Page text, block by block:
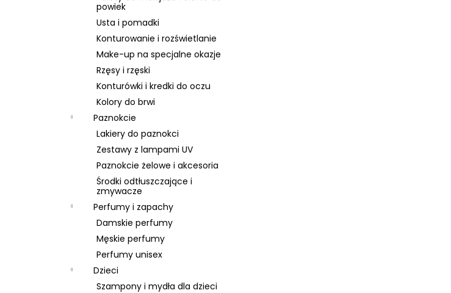
powiek
Usta i pomadki
Konturowanie i rozświetlanie
Make-up na specjalne okazje
Rzęsy i rzęski
Konturówki i kredki do oczu
Kolory do brwi
Paznokcie
Lakiery do paznokci
Zestawy z lampami UV
Paznokcie żelowe i akcesoria
Środki odtłuszczające i
zmywacze
Perfumy i zapachy
Damskie perfumy
Męskie perfumy
Perfumy unisex
Dzieci
Szampony i mydła dla dzieci
SKIN79 SUPER PLUS BEBLESH BALM GOLD
SPF 30, 40 ML, EXP 08/26
Pierwotnie:66 zł